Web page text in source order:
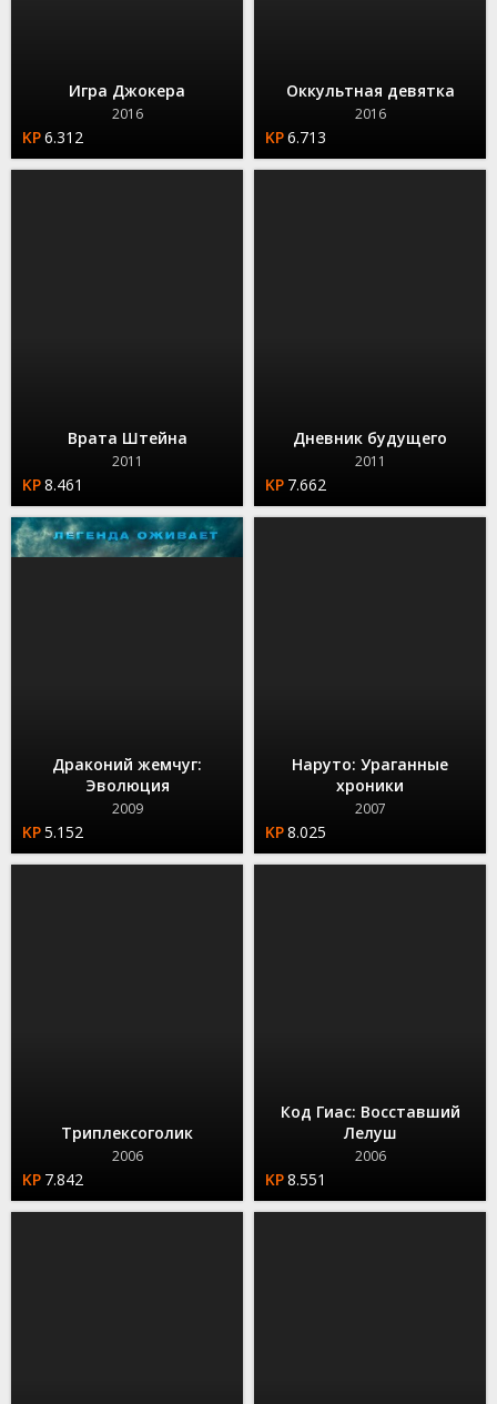
Игра Джокера
2016
6.312
Оккультная девятка
2016
6.713
Врата Штейна
2011
8.461
Дневник будущего
2011
7.662
Драконий жемчуг:
Эволюция
2009
5.152
Наруто: Ураганные
хроники
2007
8.025
Триплексоголик
2006
7.842
Код Гиас: Восставший
Лелуш
2006
8.551